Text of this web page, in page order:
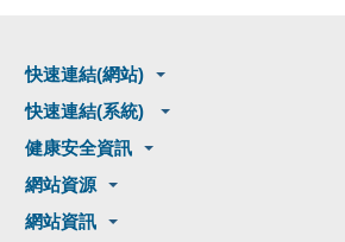
快速連結(網站)
快速連結(系統)
健康安全資訊
網站資源
網站資訊